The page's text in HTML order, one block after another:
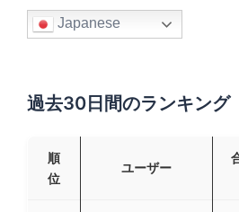
Japanese
過去30日間のランキング
順
位
ユーザー